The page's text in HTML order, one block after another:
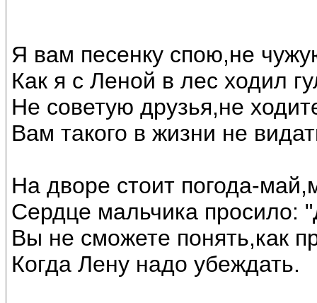
Я вам песенку спою,не
Как я с Леной в лес ходил
Не советую друзья,не
Вам такого в жизни не
На дворе стоит погода-
Сердце мальчика просило:
Вы не сможете понять,как
Когда Лену надо убеждать.